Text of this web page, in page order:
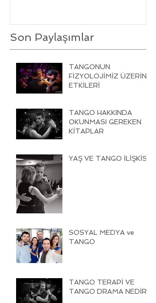
Son Paylaşımlar
TANGONUN
FİZYOLOJİMİZ ÜZERİNE
ETKİLERİ
TANGO HAKKINDA
OKUNMASI GEREKEN
KİTAPLAR
YAŞ VE TANGO İLİŞKİSİ
SOSYAL MEDYA ve
TANGO
TANGO TERAPİ VE
TANGO DRAMA NEDİR